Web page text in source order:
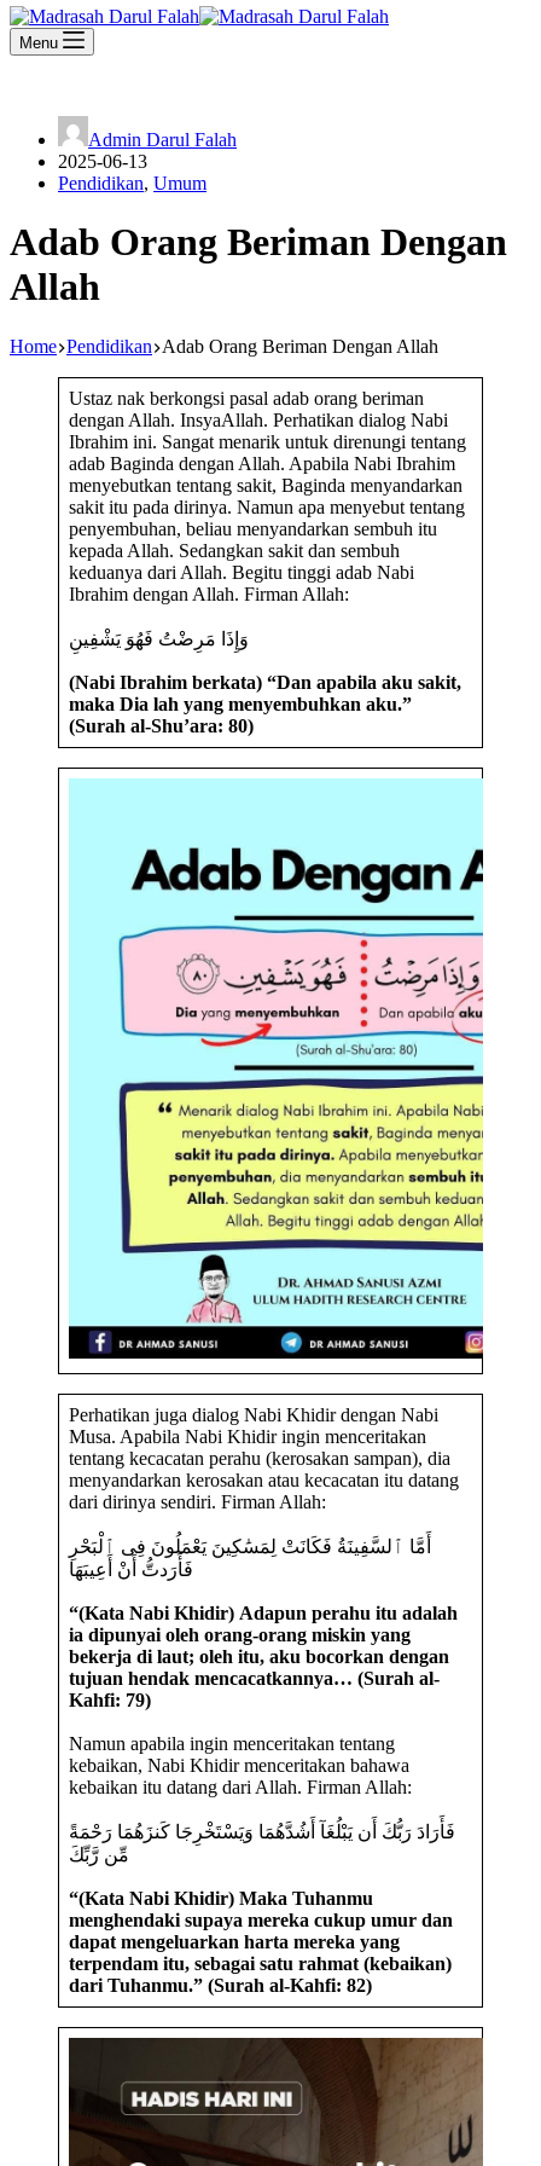
Menu
Admin Darul Falah
2025-06-13
Pendidikan, Umum
Adab Orang Beriman Dengan
Allah
Home Pendidikan Adab Orang Beriman Dengan Allah
Ustaz nak berkongsi pasal adab orang beriman
dengan Allah. InsyaAllah. Perhatikan dialog Nabi
Ibrahim ini. Sangat menarik untuk direnungi tentang
adab Baginda dengan Allah. Apabila Nabi Ibrahim
menyebutkan tentang sakit, Baginda menyandarkan
sakit itu pada dirinya. Namun apa menyebut tentang
penyembuhan, beliau menyandarkan sembuh itu
kepada Allah. Sedangkan sakit dan sembuh
keduanya dari Allah. Begitu tinggi adab Nabi
Ibrahim dengan Allah. Firman Allah:
وَإِذَا مَرِضْتُ فَهُوَ يَشْفِينِ
(Nabi Ibrahim berkata) “Dan apabila aku sakit,
maka Dia lah yang menyembuhkan aku.”
(Surah al-Shu’ara: 80)
Perhatikan juga dialog Nabi Khidir dengan Nabi
Musa. Apabila Nabi Khidir ingin menceritakan
tentang kecacatan perahu (kerosakan sampan), dia
menyandarkan kerosakan atau kecacatan itu datang
dari dirinya sendiri. Firman Allah:
أَمَّا ٱلسَّفِينَةُ فَكَانَتْ لِمَسَٰكِينَ يَعْمَلُونَ فِى ٱلْبَحْرِ
فَأَرَدتُّ أَنْ أَعِيبَهَا
“(Kata Nabi Khidir) Adapun perahu itu adalah
ia dipunyai oleh orang-orang miskin yang
bekerja di laut; oleh itu, aku bocorkan dengan
tujuan hendak mencacatkannya… (Surah al-
Kahfi: 79)
Namun apabila ingin menceritakan tentang
kebaikan, Nabi Khidir menceritakan bahawa
kebaikan itu datang dari Allah. Firman Allah:
فَأَرَادَ رَبُّكَ أَن يَبْلُغَآ أَشُدَّهُمَا وَيَسْتَخْرِجَا كَنزَهُمَا رَحْمَةً
مِّن رَّبِّكَ
“(Kata Nabi Khidir) Maka Tuhanmu
menghendaki supaya mereka cukup umur dan
dapat mengeluarkan harta mereka yang
terpendam itu, sebagai satu rahmat (kebaikan)
dari Tuhanmu.” (Surah al-Kahfi: 82)